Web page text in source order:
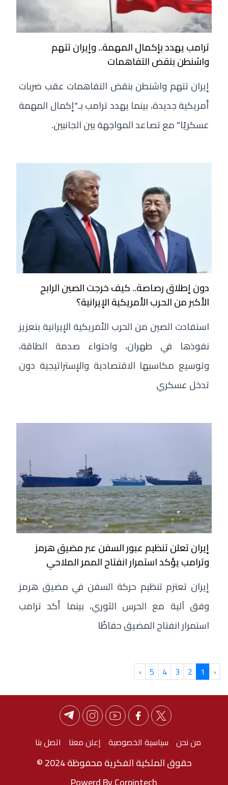
ترامب يهدد بإكمال المهمة.. وإيران تتهم
واشنطن بنقض التفاهمات
إيران تتهم واشنطن بنقض التفاهمات عقب ضربات
أمريكية جديدة، بينما يهدد ترامب بـ"إكمال المهمة
عسكريًا" مع تصاعد المواجهة بين الجانبين.
دون إطلاق رصاصة.. كيف خرجت الصين الرابح
الأكبر من الحرب الأمريكية الإيرانية؟
استفادت الصين من الحرب الأمريكية الإيرانية بتعزيز
نفوذها في طهران، واحتواء صدمة الطاقة،
وتوسيع مكاسبها الاقتصادية والإستراتيجية دون
تدخل عسكري
إيران تعلن تنظيم عبور السفن عبر مضيق هرمز
وترامب يؤكد استمرار انفتاح الممر الملاحي
إيران تعتزم تنظيم حركة السفن في مضيق هرمز
وفق آلية مع الحرس الثوري، بينما أكد ترامب
استمرار انفتاح المضيق حفاظًا
‹
1
2
3
4
5
›
من نحن سياسية الخصوصية إعلن معنا اتصل بنا
حقوق الملكية الفكرية محفوظة 2024 ©